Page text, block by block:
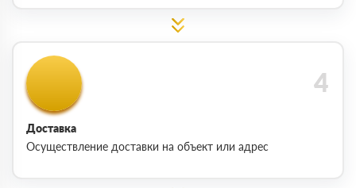
Доставка
Осуществление доставки на объект или адрес